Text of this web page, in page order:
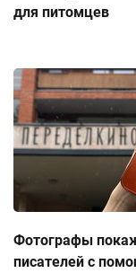
для питомцев
Фотографы
писателей с